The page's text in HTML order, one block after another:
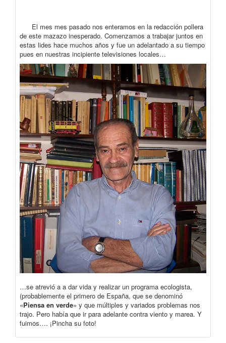
El mes mes pasado nos enteramos en la redacción pollera
de este mazazo inesperado. Comenzamos a trabajar juntos en
estas lides hace muchos años y fue un adelantado a su tiempo
pues en nuestras incipiente televisiones locales…
…se atrevió a a dar vida y realizar un programa ecologista,
(probablemente el primero de España, que se denominó
«Piensa en verde» y que múltiples y variados problemas nos
trajo. Pero había que ir para adelante contra viento y marea. Y
fuimos…. ¡Pincha su foto!